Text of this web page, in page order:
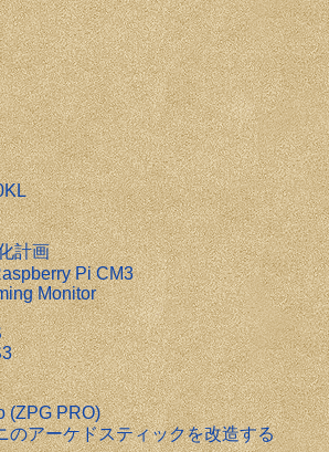
計画
Pi CM3
Monitor
(ZPG PRO)
のアーケドスティックを改造する